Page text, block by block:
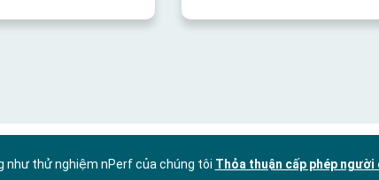
như thử nghiệm nPerf của chúng tôi Thỏa thuận cấp phép người